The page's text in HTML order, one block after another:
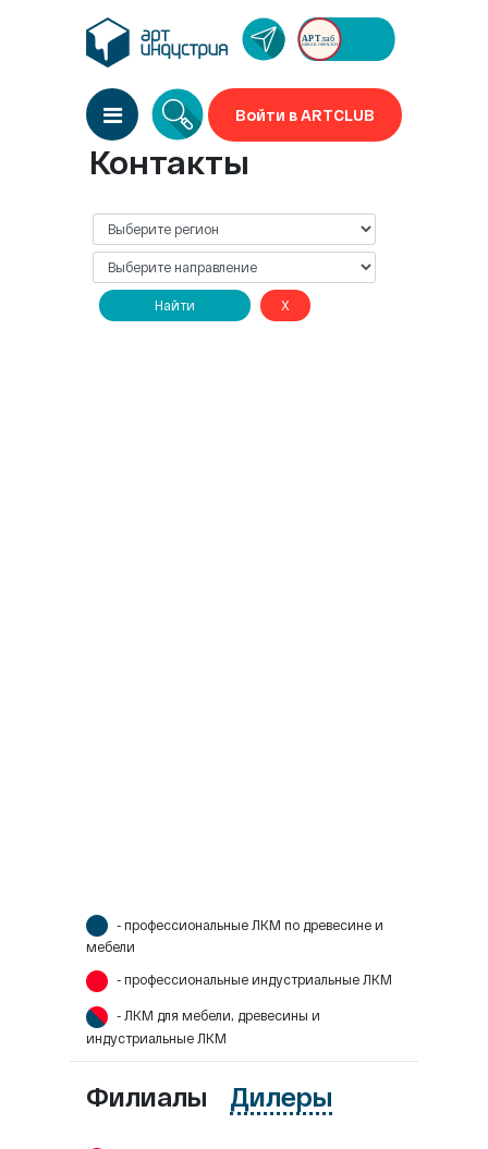
Войти в ARTCLUB
Контакты
Найти X
- профессиональные ЛКМ по древесине и
мебели
- профессиональные индустриальные ЛКМ
- ЛКМ для мебели, древесины и
индустриальные ЛКМ
Филиалы Дилеры